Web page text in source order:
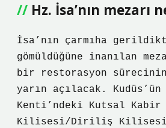
Hz. İsa’nın mezarı
İsa’nın çarmıha
gömüldüğüne inanılan
bir restorasyon sürecinin
yarın açılacak. Kudüs’ün
Kenti’ndeki Kutsal Kabir
Kilisesi/Diriliş